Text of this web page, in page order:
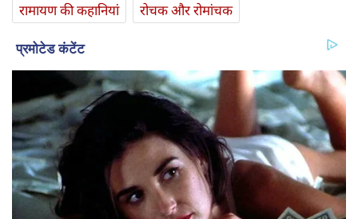
रामायण की कहानियां
रोचक और रोमांचक